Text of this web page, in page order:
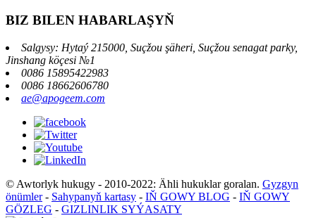
BIZ BILEN HABARLAŞYŇ
Salgysy: Hytaý 215000, Suçžou şäheri, Suçžou senagat parky,
Jinshang köçesi №1
0086 15895422983
0086 18662606780
ae@apogeem.com
© Awtorlyk hukugy - 2010-2022: Ähli hukuklar goralan. Gyzgyn
önümler- Sahypanyň kartasy - IŇ GOWY BLOG - IŇ GOWY
GÖZLEG - GIZLINLIK SYÝASATY